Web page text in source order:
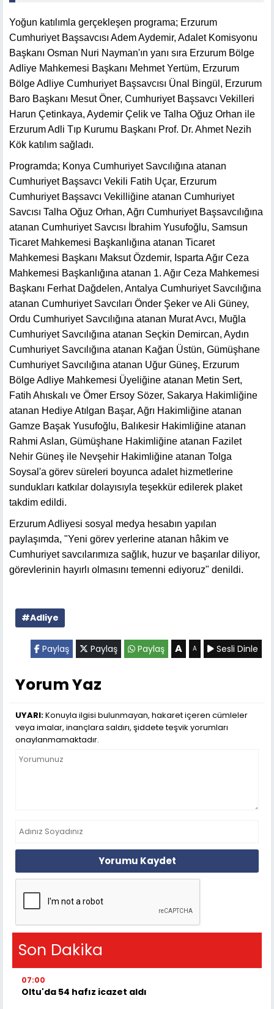
Yoğun katılımla gerçekleşen programa; Erzurum
Cumhuriyet Başsavcısı Adem Aydemir, Adalet Komisyonu
Başkanı Osman Nuri Nayman'ın yanı sıra Erzurum Bölge
Adliye Mahkemesi Başkanı Mehmet Yertüm, Erzurum
Bölge Adliye Cumhuriyet Başsavcısı Ünal Bingül, Erzurum
Baro Başkanı Mesut Öner, Cumhuriyet Başsavcı Vekilleri
Harun Çetinkaya, Aydemir Çelik ve Talha Oğuz Orhan ile
Erzurum Adli Tıp Kurumu Başkanı Prof. Dr. Ahmet Nezih
Kök katılım sağladı.
Programda; Konya Cumhuriyet Savcılığına atanan
Cumhuriyet Başsavcı Vekili Fatih Uçar, Erzurum
Cumhuriyet Başsavcı Vekilliğine atanan Cumhuriyet
Savcısı Talha Oğuz Orhan, Ağrı Cumhuriyet Başsavcılığına
atanan Cumhuriyet Savcısı İbrahim Yusufoğlu, Samsun
Ticaret Mahkemesi Başkanlığına atanan Ticaret
Mahkemesi Başkanı Maksut Özdemir, Isparta Ağır Ceza
Mahkemesi Başkanlığına atanan 1. Ağır Ceza Mahkemesi
Başkanı Ferhat Dağdelen, Antalya Cumhuriyet Savcılığına
atanan Cumhuriyet Savcıları Önder Şeker ve Ali Güney,
Ordu Cumhuriyet Savcılığına atanan Murat Avcı, Muğla
Cumhuriyet Savcılığına atanan Seçkin Demircan, Aydın
Cumhuriyet Savcılığına atanan Kağan Üstün, Gümüşhane
Cumhuriyet Savcılığına atanan Uğur Güneş, Erzurum
Bölge Adliye Mahkemesi Üyeliğine atanan Metin Sert,
Fatih Ahıskalı ve Ömer Ersoy Sözer, Sakarya Hakimliğine
atanan Hediye Atılgan Başar, Ağrı Hakimliğine atanan
Gamze Başak Yusufoğlu, Balıkesir Hakimliğine atanan
Rahmi Aslan, Gümüşhane Hakimliğine atanan Fazilet
Nehir Güneş ile Nevşehir Hakimliğine atanan Tolga
Soysal'a görev süreleri boyunca adalet hizmetlerine
sundukları katkılar dolayısıyla teşekkür edilerek plaket
takdim edildi.
Erzurum Adliyesi sosyal medya hesabın yapılan
paylaşımda, "Yeni görev yerlerine atanan hâkim ve
Cumhuriyet savcılarımıza sağlık, huzur ve başarılar diliyor,
görevlerinin hayırlı olmasını temenni ediyoruz" denildi.
#Adliye
Paylaş Paylaş Paylaş A A Sesli Dinle
Yorum Yaz
UYARI:Konuyla ilgisi bulunmayan, hakaret içeren cümleler
veya imalar, inançlara saldırı, şiddete teşvik yorumları
onaylanmamaktadır.
Yorumu Kaydet
Son Dakika
07:00
Oltu'da 54 hafız icazet aldı